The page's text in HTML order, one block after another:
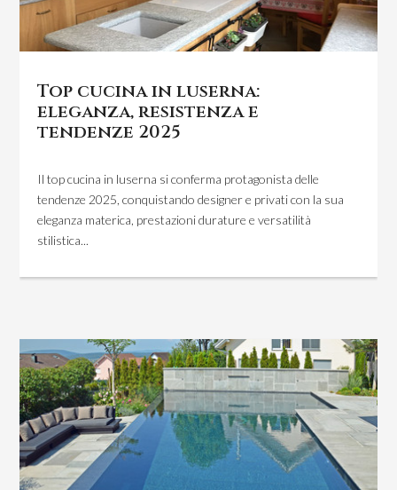
Top cucina in luserna:
eleganza, resistenza e
tendenze 2025
Il top cucina in luserna si conferma protagonista delle
tendenze 2025, conquistando designer e privati con la sua
eleganza materica, prestazioni durature e versatilità
stilistica...